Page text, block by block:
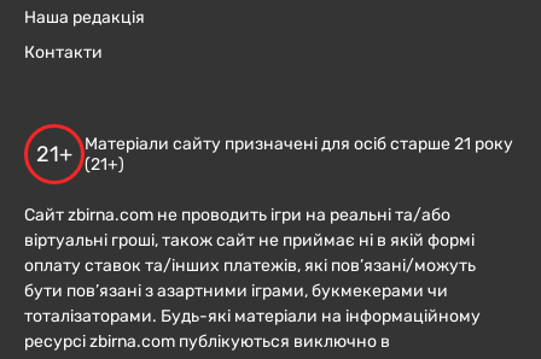
Наша редакція
Контакти
21+
Матеріали сайту призначені для осіб старше 21 року
(21+)
Сайт zbirna.com не проводить ігри на реальні та/або
віртуальні гроші, також сайт не приймає ні в якій формі
оплату ставок та/інших платежів, які пов’язані/можуть
бути пов’язані з азартними іграми, букмекерами чи
тоталізаторами. Будь-які матеріали на інформаційному
ресурсі zbirna.com публікуються виключно в